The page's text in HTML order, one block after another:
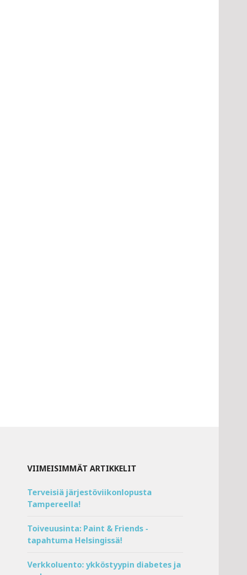
VIIMEISIMMÄT ARTIKKELIT
Terveisiä järjestöviikonlopusta
Tampereella!
Toiveuusinta: Paint & Friends -
tapahtuma Helsingissä!
Verkkoluento: ykköstyypin diabetes ja